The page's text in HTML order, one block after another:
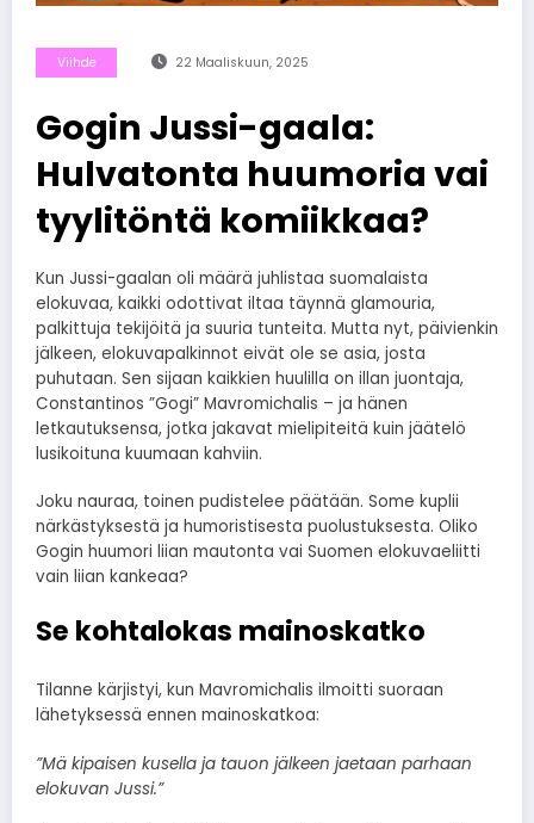
Viihde 22 Maaliskuun, 2025
Gogin Jussi-gaala:
Hulvatonta huumoria vai
tyylitöntä komiikkaa?
Kun Jussi-gaalan oli määrä juhlistaa suomalaista
elokuvaa, kaikki odottivat iltaa täynnä glamouria,
palkittuja tekijöitä ja suuria tunteita. Mutta nyt, päivienkin
jälkeen, elokuvapalkinnot eivät ole se asia, josta
puhutaan. Sen sijaan kaikkien huulilla on illan juontaja,
Constantinos ”Gogi” Mavromichalis – ja hänen
letkautuksensa, jotka jakavat mielipiteitä kuin jäätelö
lusikoituna kuumaan kahviin.
Joku nauraa, toinen pudistelee päätään. Some kuplii
närkästyksestä ja humoristisesta puolustuksesta. Oliko
Gogin huumori liian mautonta vai Suomen elokuvaeliitti
vain liian kankeaa?
Se kohtalokas mainoskatko
Tilanne kärjistyi, kun Mavromichalis ilmoitti suoraan
lähetyksessä ennen mainoskatkoa:
”Mä kipaisen kusella ja tauon jälkeen jaetaan parhaan
elokuvan Jussi.”